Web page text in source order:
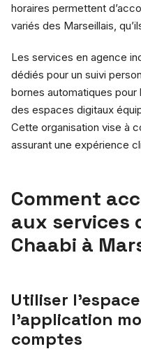
horaires permettent
variés des Marseillais,
Les services en agence
dédiés pour un suivi
bornes automatiques pour
des espaces digitaux
Cette organisation vise à
assurant une expérience
Comment
aux services
Chaabi à
Utiliser
l’application
comptes